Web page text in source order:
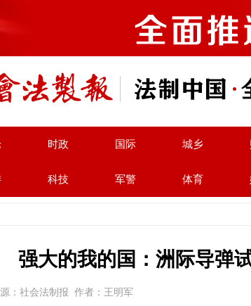
时政 国际 城乡
科技 军警 体育
强大的我的国：洲际导弹
：社会法制报 作者：王明军